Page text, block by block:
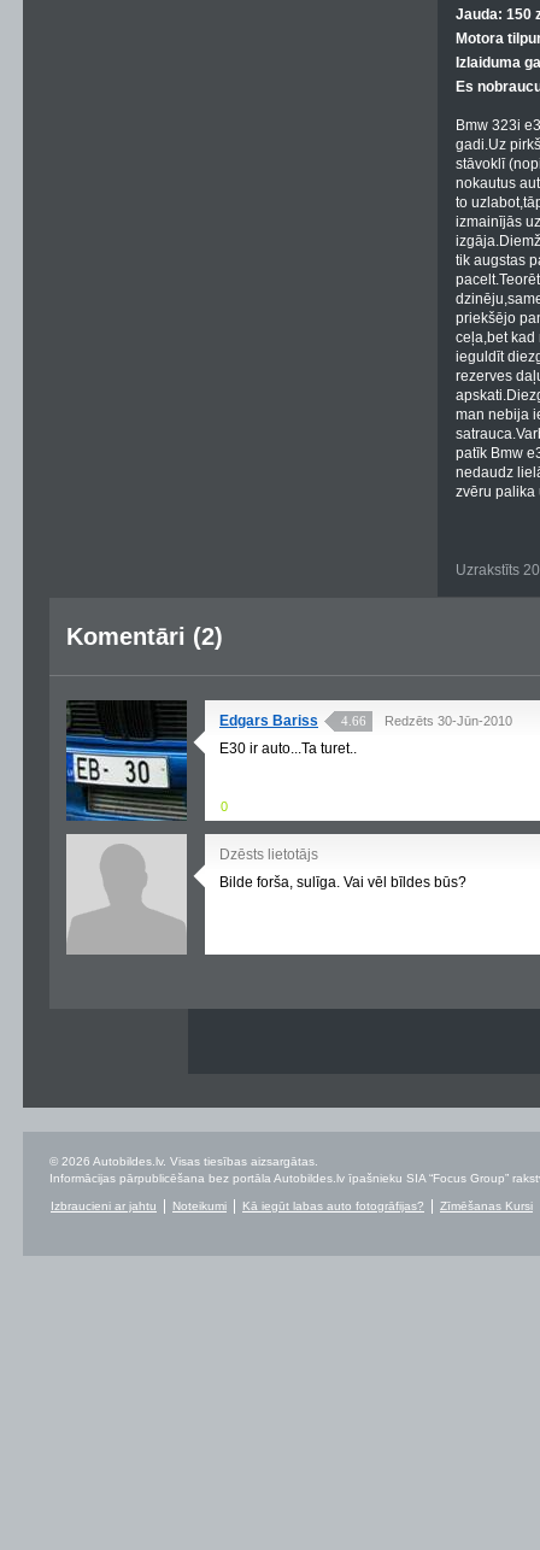
Jauda: 150
Motora
Izlaiduma
Es
Bmw 323i
gadi.Uz
stāvoklī
nokautus
to
izmainījās
tik augstas
priekšējo
ceļa,bet kad
ieguldīt
rezerves
man nebija
patīk Bmw
nedaudz
zvēru palika
Uzrakstīts
Komentāri (2)
Edgars Bariss 4.66 Redzēts 30-Jūn-2010
E30 ir auto...Ta turet..
0
Dzēsts lietotājs
Bilde forša, sulīga. Vai vēl bīldes būs?
© 2026 Autobildes.lv. Visas tiesības aizsargātas.
Informācijas pārpublicēšana bez portāla Autobildes.lv īpašnieku SIA “Focus Group”
Izbraucieni ar jahtu Noteikumi Kā iegūt labas auto fotogrāfijas? Zīmēšanas Kursi